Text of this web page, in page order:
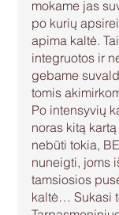
mokame jas
po kurių
apima kaltė.
integruotos ir
gebame
tomis
Po intensyvių
noras kitą
nebūti tokia,
nuneigti, joms
tamsiosios
kaltė… Sukasi